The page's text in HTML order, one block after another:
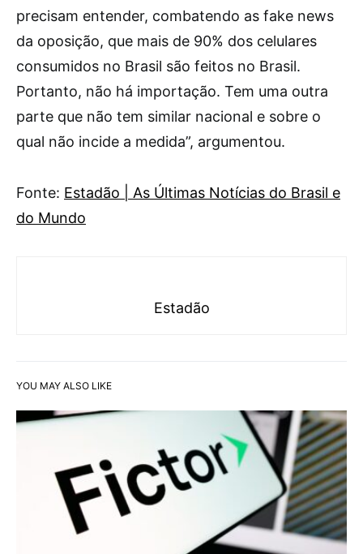
precisam entender, combatendo as fake news
da oposição, que mais de 90% dos celulares
consumidos no Brasil são feitos no Brasil.
Portanto, não há importação. Tem uma outra
parte que não tem similar nacional e sobre o
qual não incide a medida”, argumentou.
Fonte: Estadão | As Últimas Notícias do Brasil e
do Mundo
Estadão
YOU MAY ALSO LIKE